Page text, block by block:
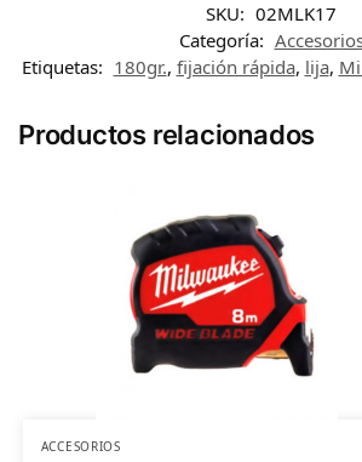
SKU: 02MLK17
Categoría:
Etiquetas: 180gr., fijación rápida, lija,
Productos relacionados
ACCESORIOS